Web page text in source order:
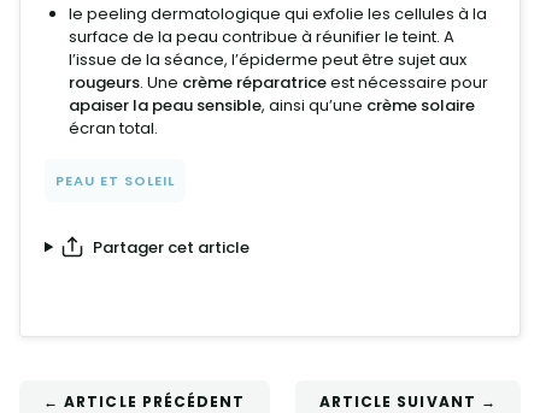
le peeling dermatologique qui exfolie les cellules à la
surface de la peau contribue à réunifier le teint. A
l’issue de la séance, l’épiderme peut être sujet aux
rougeurs. Une crème réparatriceest nécessaire pour
apaiser la peau sensible, ainsi qu’une crème solaire
écran total.
PEAU ET SOLEIL
Partager cet article
← ARTICLE PRÉCÉDENT ARTICLE SUIVANT →